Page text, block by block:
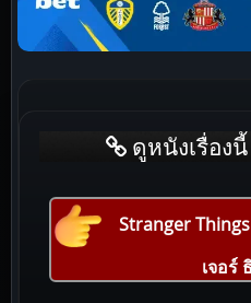
ดูหนังเรื่อง
Stranger
เจอร์